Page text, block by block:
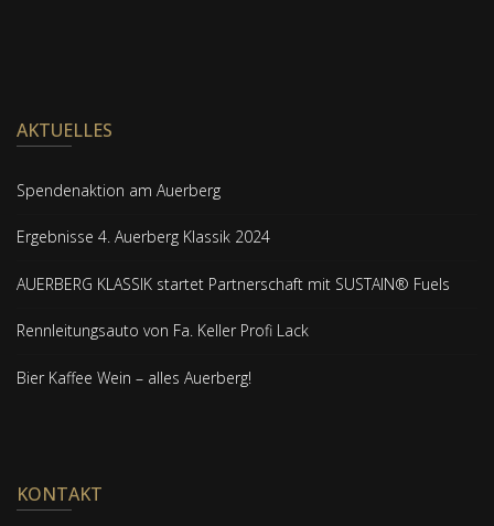
AKTUELLES
Spendenaktion am Auerberg
Ergebnisse 4. Auerberg Klassik 2024
AUERBERG KLASSIK startet Partnerschaft mit SUSTAIN® Fuels
Rennleitungsauto von Fa. Keller Profi Lack
Bier Kaffee Wein – alles Auerberg!
KONTAKT